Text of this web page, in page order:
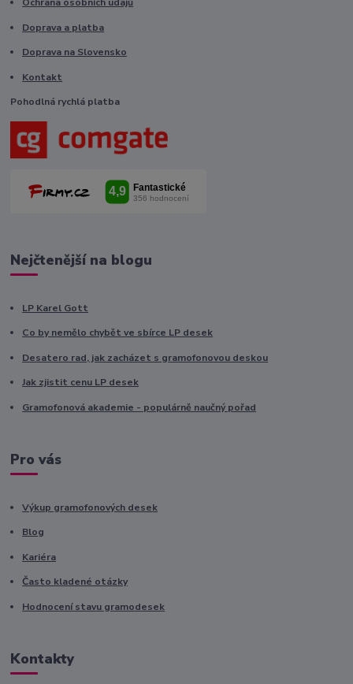
Doprava a platba
Doprava na Slovensko
Kontakt
Pohodlná rychlá platba
Nejčtenější na blogu
LP Karel Gott
Co by nemělo chybět ve sbírce LP desek
Desatero rad, jak zacházet s gramofonovou deskou
Jak zjistit cenu LP desek
Gramofonová akademie - populárně naučný pořad
Pro vás
Výkup gramofonových desek
Blog
Kariéra
Často kladené otázky
Hodnocení stavu gramodesek
Kontakty